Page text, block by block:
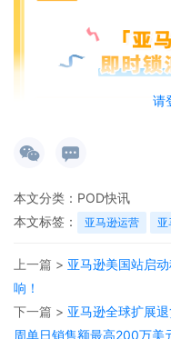
请
本文分类： POD快讯
本文标签：
亚马逊运营 亚
上一篇 > 亚马逊美国站启
响！
下一篇 > 亚马逊全球扩展
周单日销售额最高200万美